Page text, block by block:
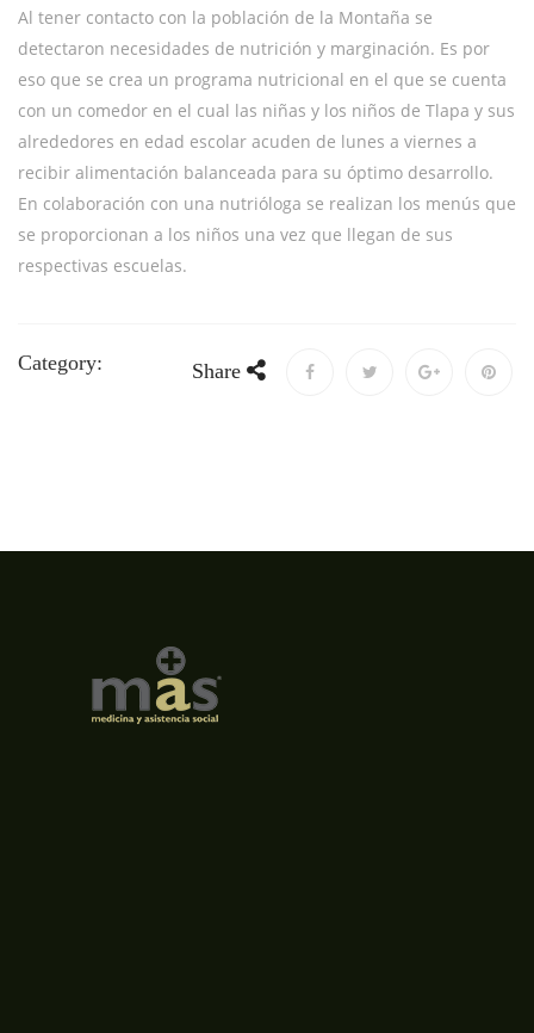
Al tener contacto con la población de la Montaña se
detectaron necesidades de nutrición y marginación. Es por
eso que se crea un programa nutricional en el que se cuenta
con un comedor en el cual las niñas y los niños de Tlapa y sus
alrededores en edad escolar acuden de lunes a viernes a
recibir alimentación balanceada para su óptimo desarrollo.
En colaboración con una nutrióloga se realizan los menús que
se proporcionan a los niños una vez que llegan de sus
respectivas escuelas.
Category: Share